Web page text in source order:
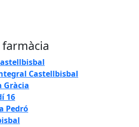
Castellbisbal
Gràcia
16
Pedró